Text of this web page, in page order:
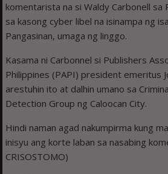
komentarista na si Waldy Carbonell sa
sa kasong cyber libel na isinampa ng
Pangasinan, umaga ng linggo.
Kasama ni Carbonnel si Publishers
Philippines (PAPI) president emeritus
arestuhin ito at dalhin umano sa
Detection Group ng Caloocan City.
Hindi naman agad nakumpirma kung
inisyu ang korte laban sa nasabing
CRISOSTOMO)